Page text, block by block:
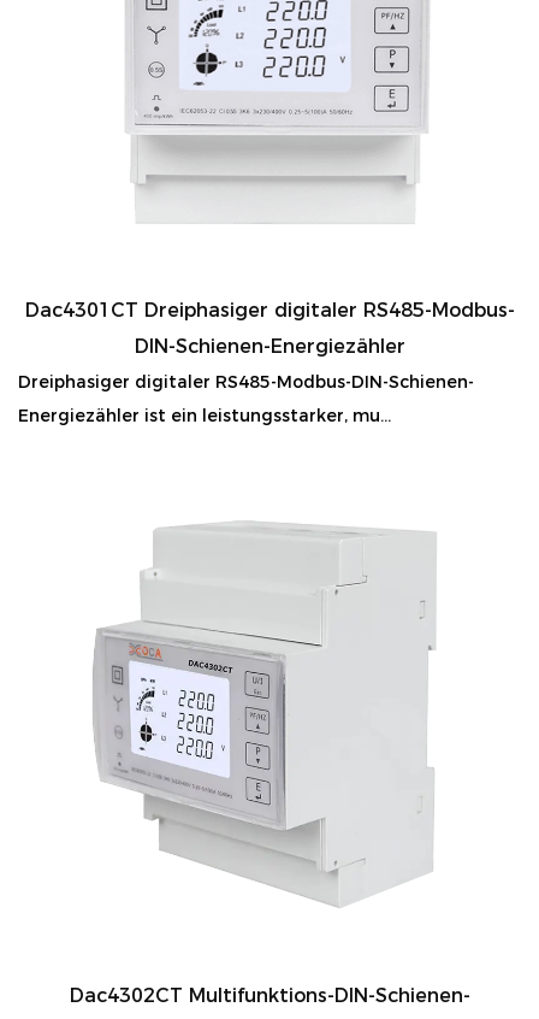
Dac4301CT Dreiphasiger digitaler RS485-Modbus-
DIN-Schienen-Energiezähler
Dreiphasiger digitaler RS485-Modbus-DIN-Schienen-
Energiezähler ist ein leistungsstarker, mu...
Dac4302CT Multifunktions-DIN-Schienen-